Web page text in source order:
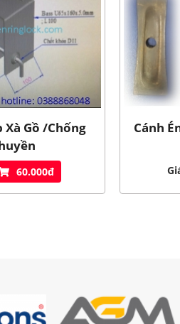
Xà Gồ /Chống
60.000đ
Cánh